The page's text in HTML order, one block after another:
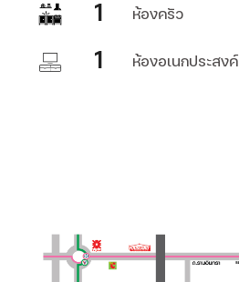
1 ห้องครัว
1 ห้องอเนกประสงค์